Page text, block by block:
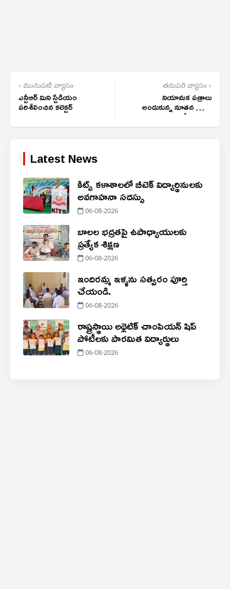
‹ మునుపటి వ్యాసం
ఎన్టీఆర్ మిని స్టేడియం
పరిశీలించిన కలెక్టర్
తదుపరి వ్యాసం ›
నియామక పత్రాలు
అందుకున్న నూతన ల్యాబ్
టెక్నీషియన్లు
Latest News
కిట్స్ కళాశాలలో బీటెక్ విద్యార్థినులకు
అవగాహనా సదస్సు
06-08-2026
బాలల భద్రతపై ఉపాధ్యాయులకు
ప్రత్యేక శిక్షణ
06-08-2026
ఇందిరమ్మ ఇళ్ళను సత్వరం పూర్తి
చేయండి.
06-08-2026
రాష్ట్రస్థాయి అథ్లెటిక్ చాంపియన్ షిప్
పోటీలకు పారమిత విద్యార్థులు
06-08-2026